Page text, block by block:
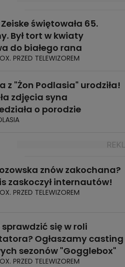
świętowała 65.
Był tort w kwiaty
do białego rana
PRZED TELEWIZOREM
z "Żon Podlasia" urodziła!
zdjęcia syna
o porodzie
znów zakochana?
zaskoczył internautów!
PRZED TELEWIZOREM
sprawdzić się w roli
Ogłaszamy casting
sezonów "Gogglebox"
PRZED TELEWIZOREM